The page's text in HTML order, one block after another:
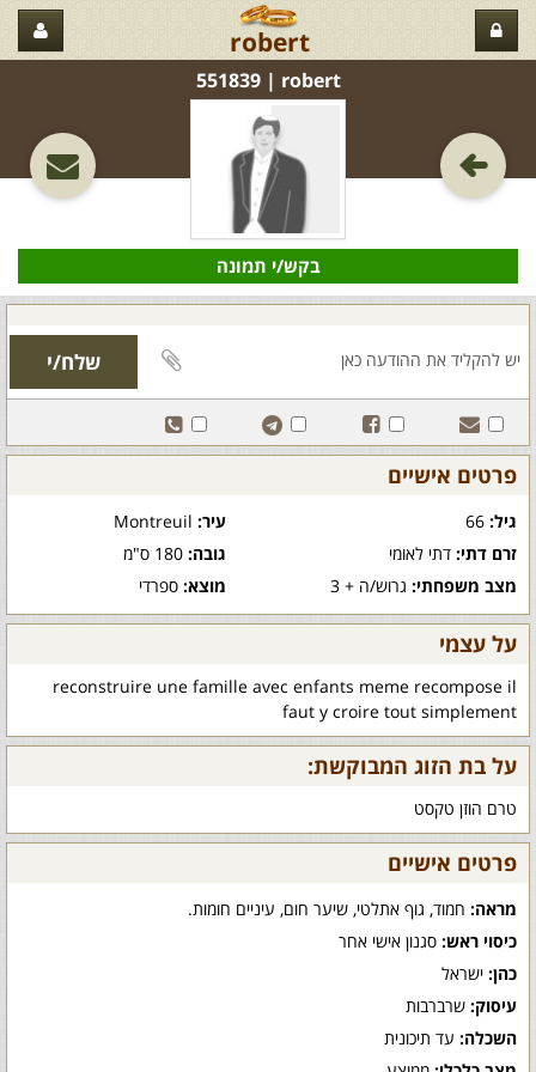
robert
robert‏ | 551839
בקש/י תמונה
פרטים אישיים
גיל: עיר:Montreuil
זרם דתי: דתי לאומי גובה:180 ס"מ
מצב משפחתי: גרוש/ה + 3 מוצא:ספרדי
על עצמי
reconstruire une famille avec enfants meme recompose il
faut y croire tout simplement
על בת הזוג המבוקשת:
טרם הוזן טקסט
פרטים אישיים
מראה: חמוד, גוף אתלטי, שיער חום, עיניים חומות.
כיסוי ראש: סגנון אישי אחר
כהן: ישראל
עיסוק: שרברבות
השכלה: עד תיכונית